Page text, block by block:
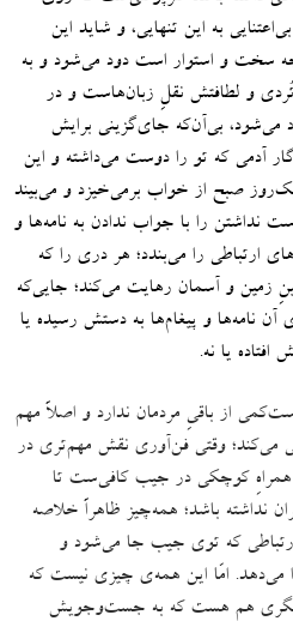
به این تنهایی، و شاید این
سخت و استوار است دود می‌شود و به
و لطافتش نقلِ زبان‌هاست و در
می‌شود، بی‌آن‌که جای‌گزینی برایش
آدمی که تو را دوست می‌داشته و این
صبح از خواب برمی‌خیزد و می‌بیند
نداشتن را با جواب‌ ندادن به نامه‌ها و
ارتباطی را می‌بندد؛ هر دری را که
زمین و آسمان رهایت می‌کند؛ جایی‌که
نامه‌ها و پیغام‌ها به دستش رسیده یا
یا نه.
از باقیِ مردمان ندارد و اصلاً مهم
می‌کند؛ وقتی فن‌آوری نقش مهم‌تری در
همراهِ کوچکی در جیب کافی‌ست تا
نداشته باشد؛ همه‌چیز ظاهراً خلاصه
که توی جیب جا می‌شود و
می‌دهد. امّا این همه‌ی چیزی نیست که
دیگری هم هست که به جست‌وجویش